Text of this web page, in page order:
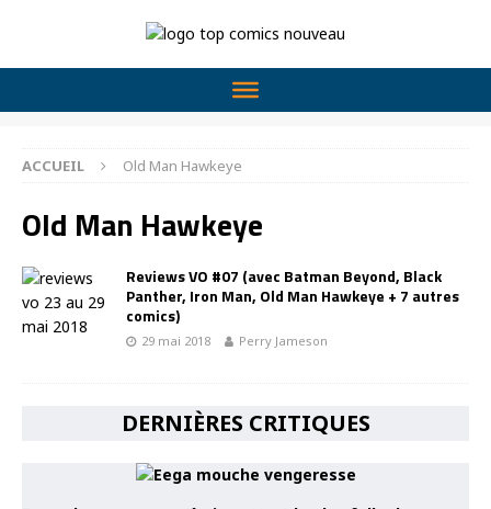
ACCUEIL Old Man Hawkeye
Old Man Hawkeye
Reviews VO #07 (avec Batman Beyond, Black
Panther, Iron Man, Old Man Hawkeye + 7 autres
comics)
29 mai 2018 Perry Jameson
DERNIÈRES CRITIQUES